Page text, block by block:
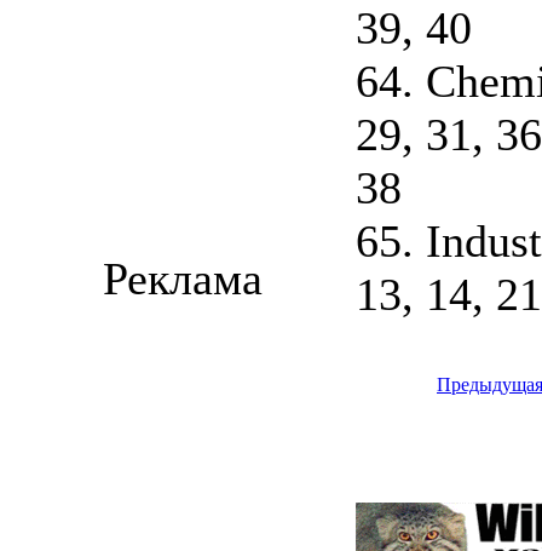
39, 40
64.
29, 31,
38
65.
13, 14,
Предыдущая
Реклама